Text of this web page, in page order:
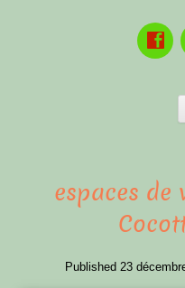
espaces de
Published 23